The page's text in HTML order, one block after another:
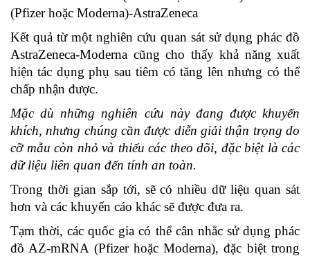
(Pfizer hoặc Moderna)-AstraZeneca
Kết quả từ một nghiên cứu quan sát sử dụng phác đồ
AstraZeneca-Moderna cũng cho thấy khả năng xuất
hiện tác dụng phụ sau tiêm có tăng lên nhưng có thể
chấp nhận được.
Mặc dù những nghiên cứu này đang được khuyến
khích, nhưng chúng cần được diễn giải thận trọng do
cỡ mẫu còn nhỏ và thiếu các theo dõi, đặc biệt là các
dữ liệu liên quan đến tính an toàn.
Trong thời gian sắp tới, sẽ có nhiều dữ liệu quan sát
hơn và các khuyến cáo khác sẽ được đưa ra.
Tạm thời, các quốc gia có thể cân nhắc sử dụng phác
đồ AZ-mRNA (Pfizer hoặc Moderna), đặc biệt trong